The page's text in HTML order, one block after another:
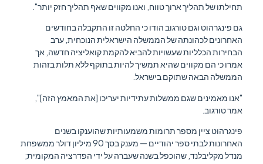
תחילתו של תהליך ארוך טווח, ואנו מקווים שאף תהליך חזק יותר".
גם פינגרהוט וגם טורגוב הודו כי החלטה זו התקבלה בחודשים
האחרונים לכהונתה של הממשלה הישראלית הנוכחית, ערב
הבחירות הכלליות שעשויות להביא להקמת קואליציה חדשה, אך
אמרו כי הם מקווים שהיא תמשיך להיות בתוקף ללא תלות בזהות
הממשלה הבאה שתוקם בישראל.
"אנו מאמינים שגם ממשלות עתידיות יעריכו [את המאמץ הזה]",
אמר טורגוב.
פינגרהוט ציין מספר תרומות משמעותיות שהוענקו בשנים
האחרונות לבתי ספר יהודיים — מענק בסך 90 מיליון דולר ממשפחת
מנדל מקליבלנד, שהוכפל בשנה שעברה על ידי הפדרציה המקומית;